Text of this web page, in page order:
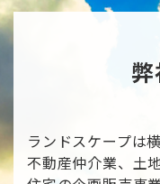
ランドスケープは
不動産仲介業、土